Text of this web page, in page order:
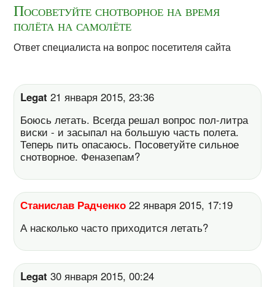
Посоветуйте снотворное на время
полёта на самолёте
Ответ специалиста на вопрос посетителя сайта
Legat 21 января 2015, 23:36
Боюсь летать. Всегда решал вопрос пол-литра
виски - и засыпал на большую часть полета.
Теперь пить опасаюсь. Посоветуйте сильное
снотворное. Феназепам?
Станислав Радченко 22 января 2015, 17:19
А насколько часто приходится летать?
Legat 30 января 2015, 00:24